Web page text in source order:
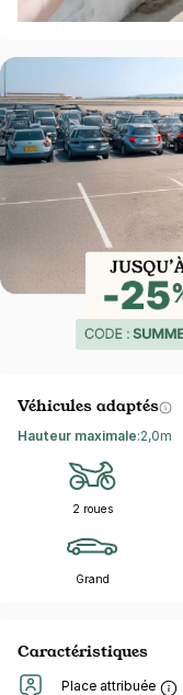
Véhicules adaptés
Hauteur maximale:2,0m
2 roues
Grand
Caractéristiques
Place attribuée